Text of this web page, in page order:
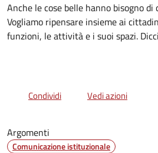
Anche le cose belle hanno bisogno di
Vogliamo ripensare insieme ai
funzioni, le attività e i suoi spazi.
Condividi Vedi azioni
Argomenti
Comunicazione istituzionale